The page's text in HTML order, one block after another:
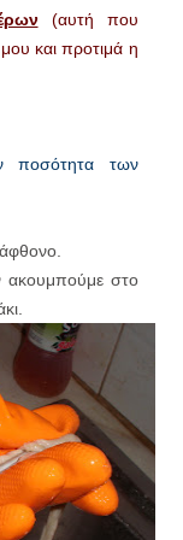
(αυτή που
και προτιμά η
ποσότητα των
ακουμπούμε στο